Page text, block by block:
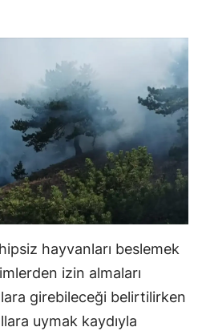
Batman
Şırnak
Bartın
Ardahan
Iğdır
Yalova
Karabük
Kilis
hayvanları beslemek
izin almaları
girebileceği belirtilirken
uymak kaydıyla